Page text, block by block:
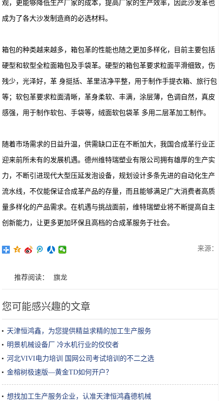
观，更能够降低生产厂家的成本，提高厂家的生产效率，因此沙发革也
成为了各大沙发制造商的必选材料。
箱包的种类越来越多，箱包革的性能也随之更加多样化，目前主要包括
硬型和软型全粒面箱包及手袋革。硬型的箱包革要求粒面平滑细致，伤
残少，光泽好，革 身挺括、革里洁净平整，用于制作手提衣箱、旅行包
等；软包革要求粒面清晰，革身柔软、丰满，涂层薄，色调自然，真皮
感强，用于制作软包、手袋等，绒面软包袋革 多用二层革加工制作。
随着市场需求的日益升温，供需缺口正在不断加大，我国合成革行业正
迎来前所未有的发展机遇。德州维特瑞塑业有限公司拥有雄厚的生产实
力，不断引进现代大型压延发泡设备，规划设计多条先进的自动化生产
流水线，不仅能保证合成革产品的存量，而且能够满足广大消费者高质
量多样化的产品需求。在机遇与挑战面前，维特瑞塑业将不断提高自主
创新能力，让更多更加环保且高档的合成革服务于社会。
来源：
推荐阅读： 旗龙
您可能感兴趣的文章
天津恒鸿鑫，为您提供精益求精的加工生产服务
明景机械设备厂 冷水机行业的佼佼者
河北VIVI电力培训 国网公司考试培训的不二之选
金榕树极速版—黄金TD如何开户？
想找加工生产服务企业，认准天津恒鸿鑫德机械